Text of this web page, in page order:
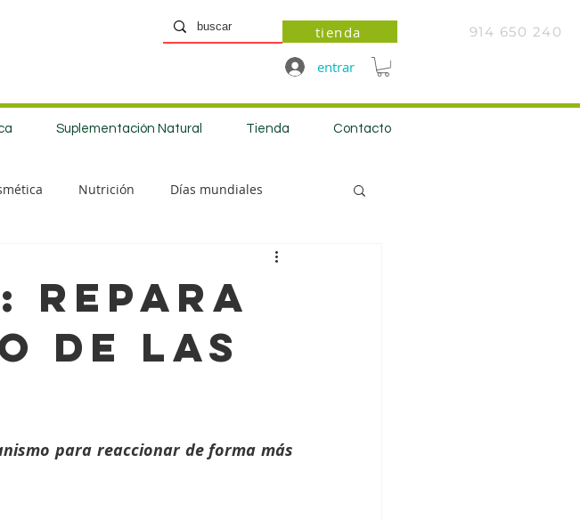
tienda
entrar
914 650 240
Suplementación Natural Tienda Contacto
Nutrición Días mundiales
repara
de las
para reaccionar de forma más